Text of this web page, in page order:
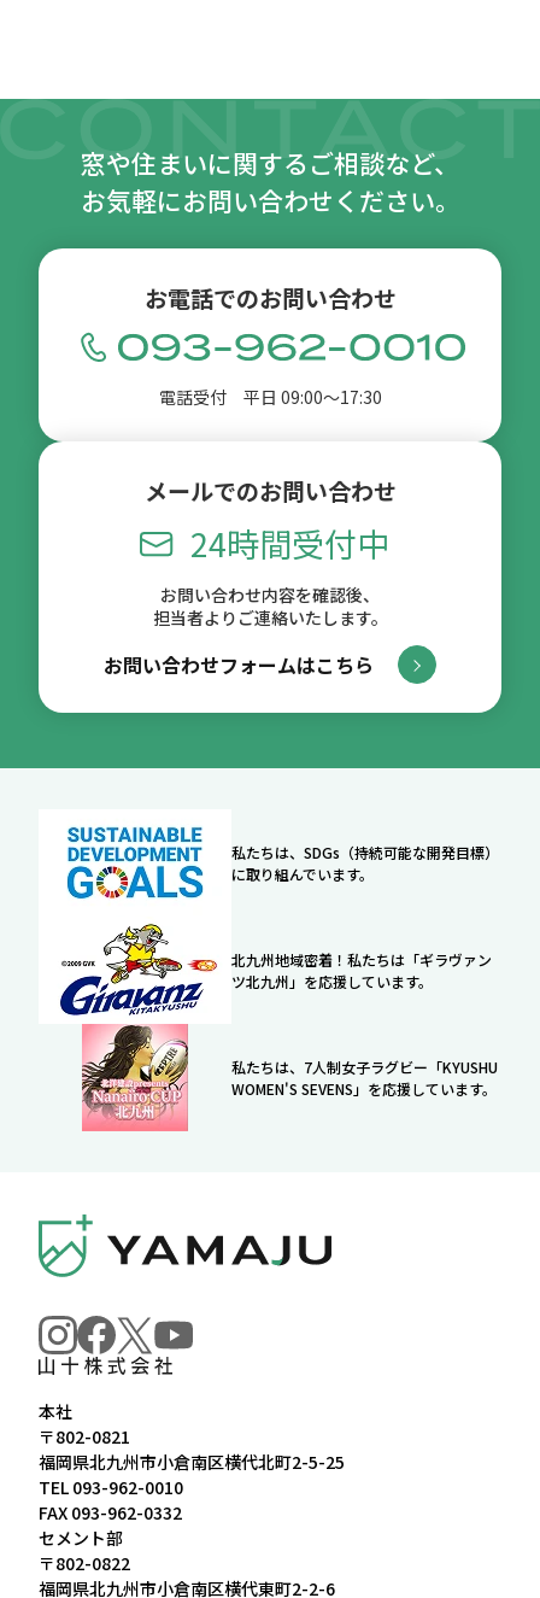
窓や住まいに関するご相談など、
お気軽にお問い合わせください。
お電話でのお問い合わせ
電話受付 平日 09:00〜17:30
メールでのお問い合わせ
24時間受付中
お問い合わせ内容を確認後、
担当者よりご連絡いたします。
お問い合わせフォームはこちら
私たちは、SDGs（持続可能な開発目標）
に取り組んでいます。
北九州地域密着！私たちは「ギラヴァン
ツ北九州」を応援しています。
私たちは、7人制女子ラグビー「KYUSHU
WOMEN'S SEVENS」を応援しています。
本社
〒802-0821
福岡県北九州市小倉南区横代北町2-5-25
TEL 093-962-0010
FAX 093-962-0332
セメント部
〒802-0822
福岡県北九州市小倉南区横代東町2-2-6